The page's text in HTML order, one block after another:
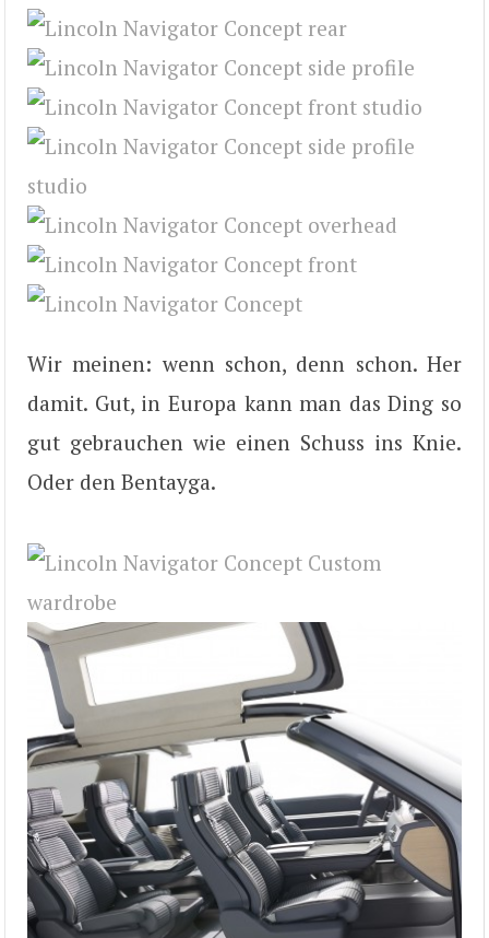
Wir meinen: wenn schon, denn schon. Her
damit. Gut, in Europa kann man das Ding so
gut gebrauchen wie einen Schuss ins Knie.
Oder den Bentayga.